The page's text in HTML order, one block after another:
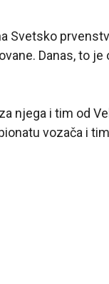
Svetsko
Danas, to je
njega i tim od
vozača i